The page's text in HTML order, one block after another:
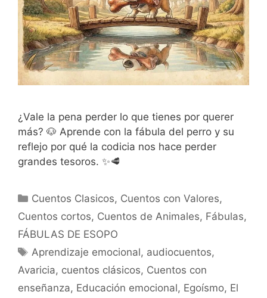
¿Vale la pena perder lo que tienes por querer
más? 🐶 Aprende con la fábula del perro y su
reflejo por qué la codicia nos hace perder
grandes tesoros. ✨🥩
Categorías
Cuentos Clasicos, Cuentos con Valores,
Cuentos cortos, Cuentos de Animales, Fábulas,
FÁBULAS DE ESOPO
Etiquetas
Aprendizaje emocional, audiocuentos,
Avaricia, cuentos clásicos, Cuentos con
enseñanza, Educación emocional, Egoísmo, El